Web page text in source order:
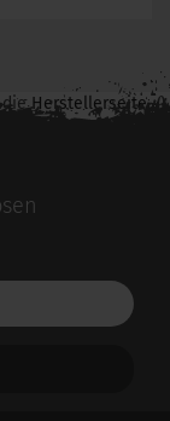
dieHerstellerseite